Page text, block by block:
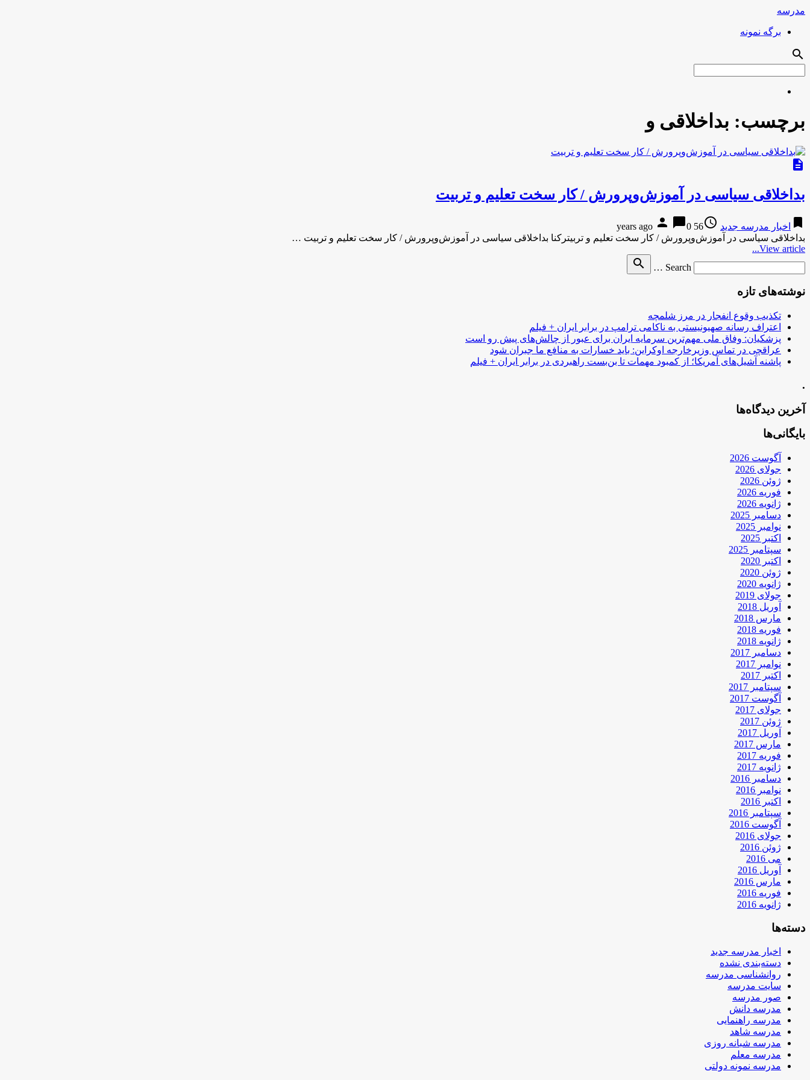
مدرسه
برگه نمونه
search
برچسب: بداخلاقی و
description
بداخلاقی سیاسی در آموزش‌وپرورش / کار سخت تعلیم و تربیت
bookmark اخبار مدرسه جدید access_time
56 years ago
person chat_bubble0
بداخلاقی سیاسی در آموزش‌وپرورش / کار سخت تعلیم و تربیترکنا بداخلاقی سیاسی در آموزش‌وپرورش / کار سخت تعلیم و تربیت …
View article...
Search …
search
نوشته‌های تازه
تکذیب وقوع انفجار در مرز شلمچه
اعتراف رسانه صهیونیستی به ناکامی ترامپ در برابر ایران + فیلم
پزشکیان: وفاق ملی مهم‌ترین سرمایه ایران برای عبور از چالش‌های پیش رو است
عراقچی در تماس وزیرخارجه اوکراین: باید خسارات به منافع ما جبران شود
پاشنه آشیل‌های آمریکا؛ از کمبود مهمات تا بن‌بست راهبردی در برابر ایران + فیلم
.
آخرین دیدگاه‌ها
بایگانی‌ها
آگوست 2026
جولای 2026
ژوئن 2026
فوریه 2026
ژانویه 2026
دسامبر 2025
نوامبر 2025
اکتبر 2025
سپتامبر 2025
اکتبر 2020
ژوئن 2020
ژانویه 2020
جولای 2019
آوریل 2018
مارس 2018
فوریه 2018
ژانویه 2018
دسامبر 2017
نوامبر 2017
اکتبر 2017
سپتامبر 2017
آگوست 2017
جولای 2017
ژوئن 2017
آوریل 2017
مارس 2017
فوریه 2017
ژانویه 2017
دسامبر 2016
نوامبر 2016
اکتبر 2016
سپتامبر 2016
آگوست 2016
جولای 2016
ژوئن 2016
می 2016
آوریل 2016
مارس 2016
فوریه 2016
ژانویه 2016
دسته‌ها
اخبار مدرسه جدید
دسته‌بندی نشده
روانشناسی مدرسه
سایت مدرسه
صور مدرسه
مدرسه دانش
مدرسه راهنمایی
مدرسه شاهد
مدرسه شبانه روزی
مدرسه معلم
مدرسه نمونه دولتی